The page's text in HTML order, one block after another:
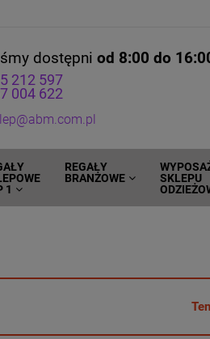
dostępni od 8:00 do
212 597
004 622
1
REGAŁY
BRANŻOWE
SKLEPU